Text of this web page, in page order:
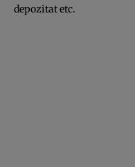
depozitat etc.